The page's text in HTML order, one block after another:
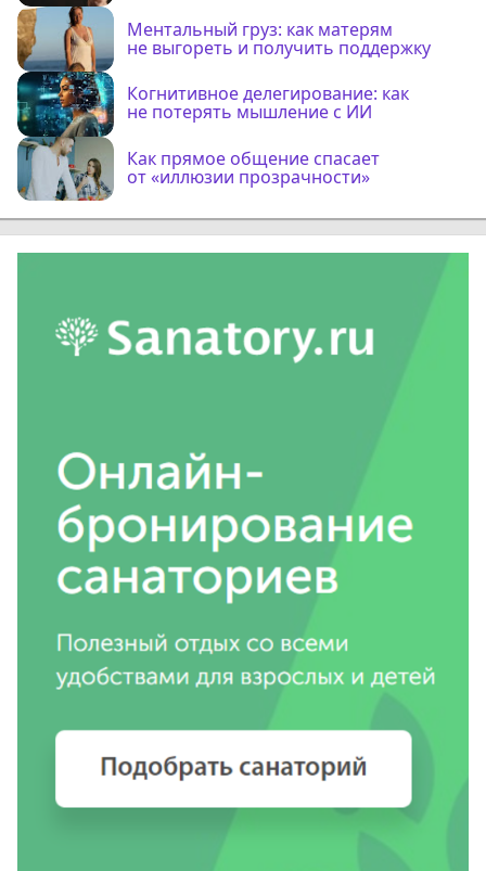
Ментальный груз: как матерям
не выгореть и получить поддержку
Когнитивное делегирование: как
не потерять мышление с ИИ
Как прямое общение спасает
от «иллюзии прозрачности»